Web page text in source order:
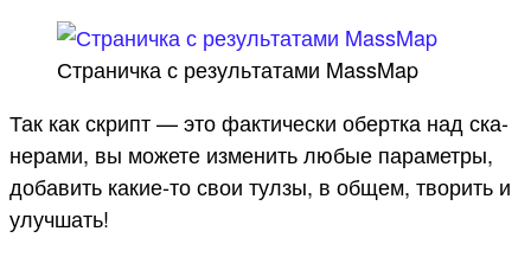
Стра­нич­ка с резуль­татами MassMap
Так как скрипт — это фак­тичес­ки обер­тка над ска­
нера­ми, вы можете изме­нить любые парамет­ры,
добавить какие‑то свои тул­зы, в общем, тво­рить и
улуч­шать!